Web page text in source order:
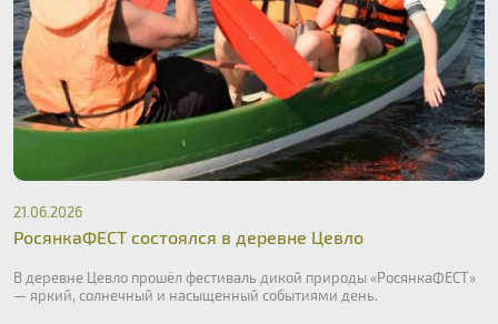
21.06.2026
РосянкаФЕСТ состоялся в деревне Цевло
В деревне Цевло прошёл фестиваль дикой природы «РосянкаФЕСТ»
— яркий, солнечный и насыщенный событиями день.